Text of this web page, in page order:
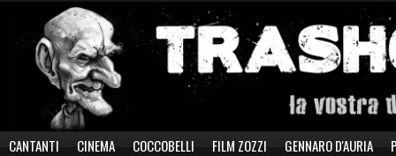
CANTANTI CINEMA COCCOBELLI FILM ZOZZI GENNARO D'AURIA